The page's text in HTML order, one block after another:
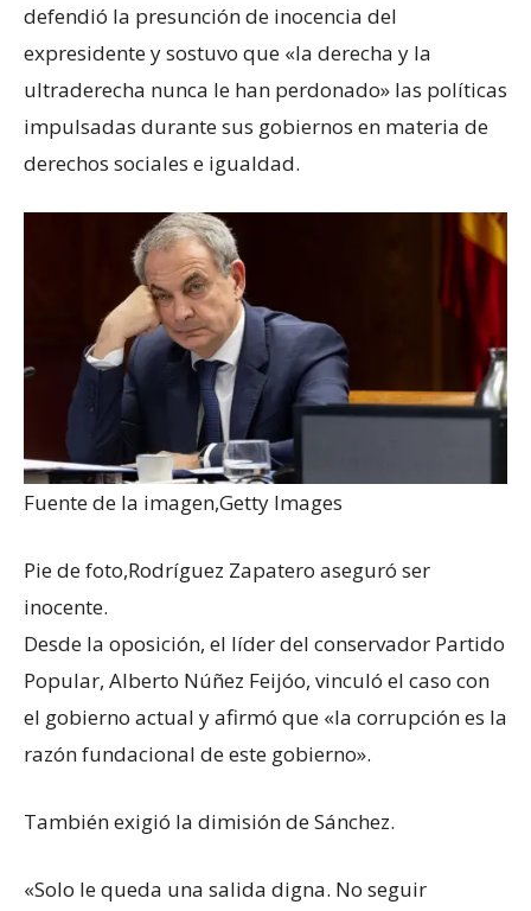
defendió la presunción de inocencia del
expresidente y sostuvo que «la derecha y la
ultraderecha nunca le han perdonado» las políticas
impulsadas durante sus gobiernos en materia de
derechos sociales e igualdad.
Fuente de la imagen,Getty Images
Pie de foto,Rodríguez Zapatero aseguró ser
inocente.
Desde la oposición, el líder del conservador Partido
Popular, Alberto Núñez Feijóo, vinculó el caso con
el gobierno actual y afirmó que «la corrupción es la
razón fundacional de este gobierno».
También exigió la dimisión de Sánchez.
«Solo le queda una salida digna. No seguir